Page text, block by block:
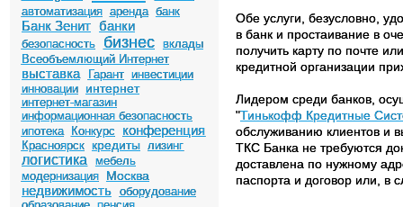
автоматизация аренда банк
Банк Зенит банки
безопасность бизнес
вклады
Всеобъемлющий Интернет
выставка Гарант инвестиции
инновации
интернет
интернет-магазин
информационная безопасность
ипотека
Конкурс конференция
Красноярск кредиты лизинг
логистика
мебель
модернизация
Москва
недвижимость оборудование
Обе услуги, безусловно,
в банк и простаивание в
получить карту по почте
кредитной организации
Лидером среди банков,
"Тинькофф Кредитные
обслуживанию клиентов и
ТКС Банка не требуются
доставлена по нужному
паспорта и договор или, в